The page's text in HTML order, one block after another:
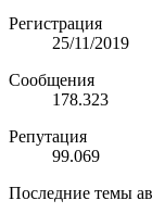
Регистрация
25/11/2019
Сообщения
178.323
Репутация
99.069
Последние темы